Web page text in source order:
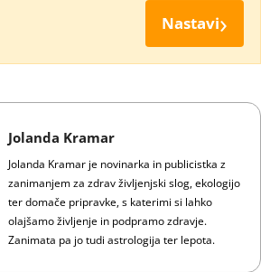
Nastavi›
Jolanda Kramar
Jolanda Kramar je novinarka in publicistka z
zanimanjem za zdrav življenjski slog, ekologijo
ter domače pripravke, s katerimi si lahko
olajšamo življenje in podpramo zdravje.
Zanimata pa jo tudi astrologija ter lepota.